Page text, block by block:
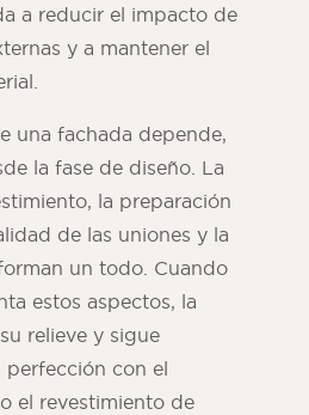
a reducir el impacto de
y a mantener el
una fachada depende,
la fase de diseño. La
la preparación
de las uniones y la
un todo. Cuando
estos aspectos, la
relieve y sigue
con el
el revestimiento de